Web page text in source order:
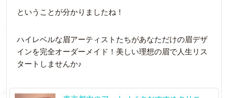
ということが分かりましたね！
ハイレベルな眉アーティストたちがあなただけの眉デザ
インを完全オーダーメイド！美しい理想の眉で人生リス
タートしませんか♪